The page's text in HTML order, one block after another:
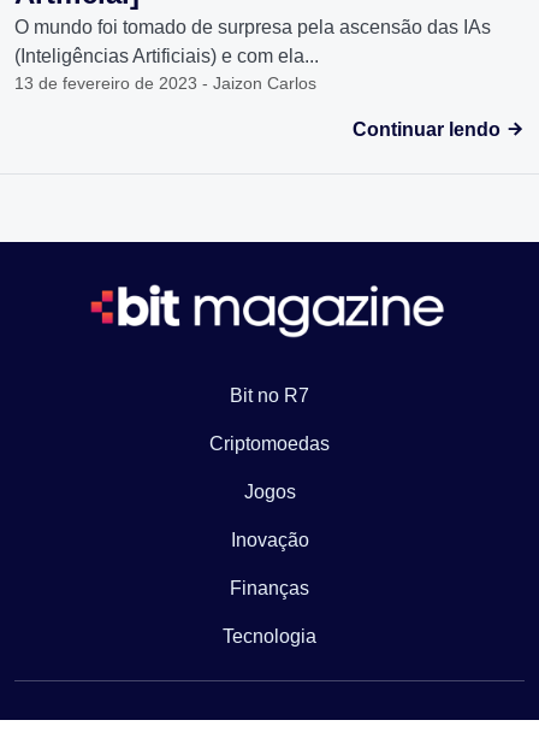
O mundo foi tomado de surpresa pela ascensão das IAs
(Inteligências Artificiais) e com ela...
13 de fevereiro de 2023 - Jaizon Carlos
Continuar lendo
Bit no R7
Criptomoedas
Jogos
Inovação
Finanças
Tecnologia